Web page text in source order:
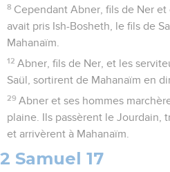
8 Cependant Abner, fils de Ner et
avait pris Ish-Bosheth, le fils de
Mahanaïm.
12 Abner, fils de Ner, et les
Saül, sortirent de Mahanaïm en
29 Abner et ses hommes
plaine. Ils passèrent le Jourdain,
et arrivèrent à Mahanaïm.
2 Samuel 17